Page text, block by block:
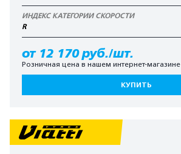
ИНДЕКС КАТЕГОРИИ СКОРОСТИ
R
от 12 170 руб./шт.
Розничная цена в нашем интернет-магазине
КУПИТЬ